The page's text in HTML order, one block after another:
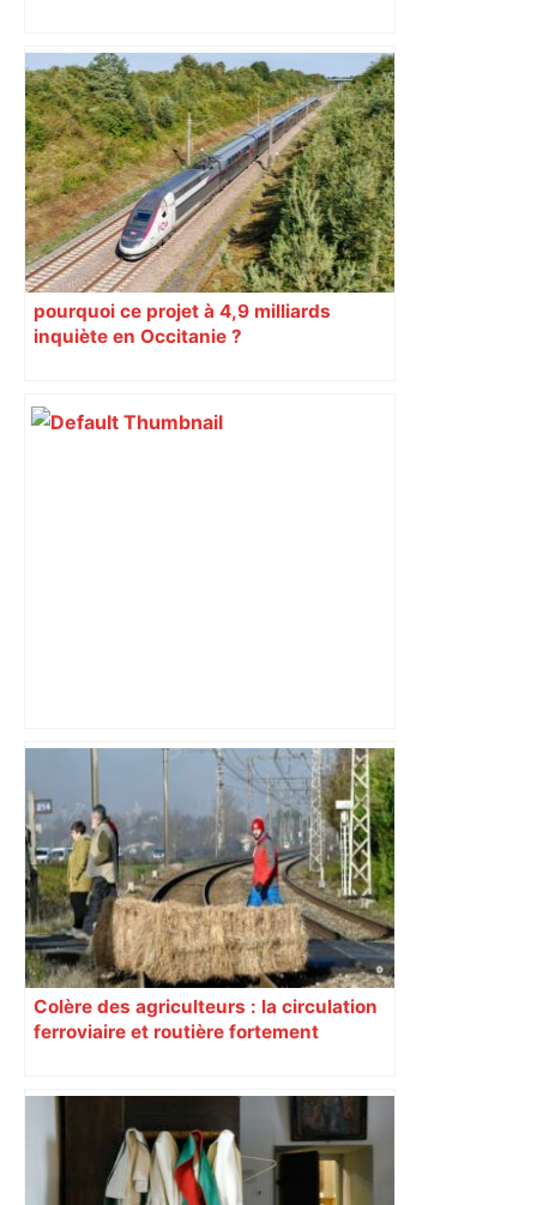
pourquoi ce projet à 4,9 milliards
inquiète en Occitanie ?
Bilan du marché du logement neuf :
une lueur d'espoir pour l'immobilier à
Toulouse ? – Actu.fr
Colère des agriculteurs : la circulation
ferroviaire et routière fortement